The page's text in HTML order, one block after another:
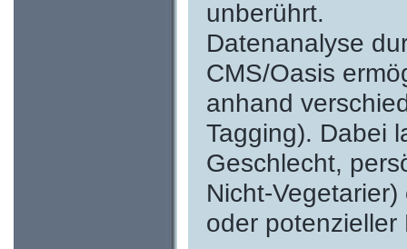
unberührt.
Datenanalyse
CMS/Oasis
anhand
Tagging). Dabei
Geschlecht,
Nicht-
oder